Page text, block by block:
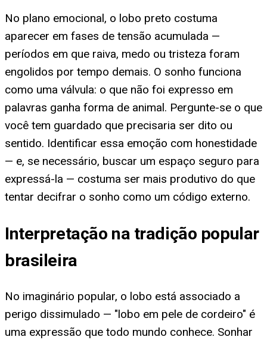
No plano emocional, o lobo preto costuma
aparecer em fases de tensão acumulada —
períodos em que raiva, medo ou tristeza foram
engolidos por tempo demais. O sonho funciona
como uma válvula: o que não foi expresso em
palavras ganha forma de animal. Pergunte-se o que
você tem guardado que precisaria ser dito ou
sentido. Identificar essa emoção com honestidade
— e, se necessário, buscar um espaço seguro para
expressá-la — costuma ser mais produtivo do que
tentar decifrar o sonho como um código externo.
Interpretação na tradição popular
brasileira
No imaginário popular, o lobo está associado a
perigo dissimulado — "lobo em pele de cordeiro" é
uma expressão que todo mundo conhece. Sonhar